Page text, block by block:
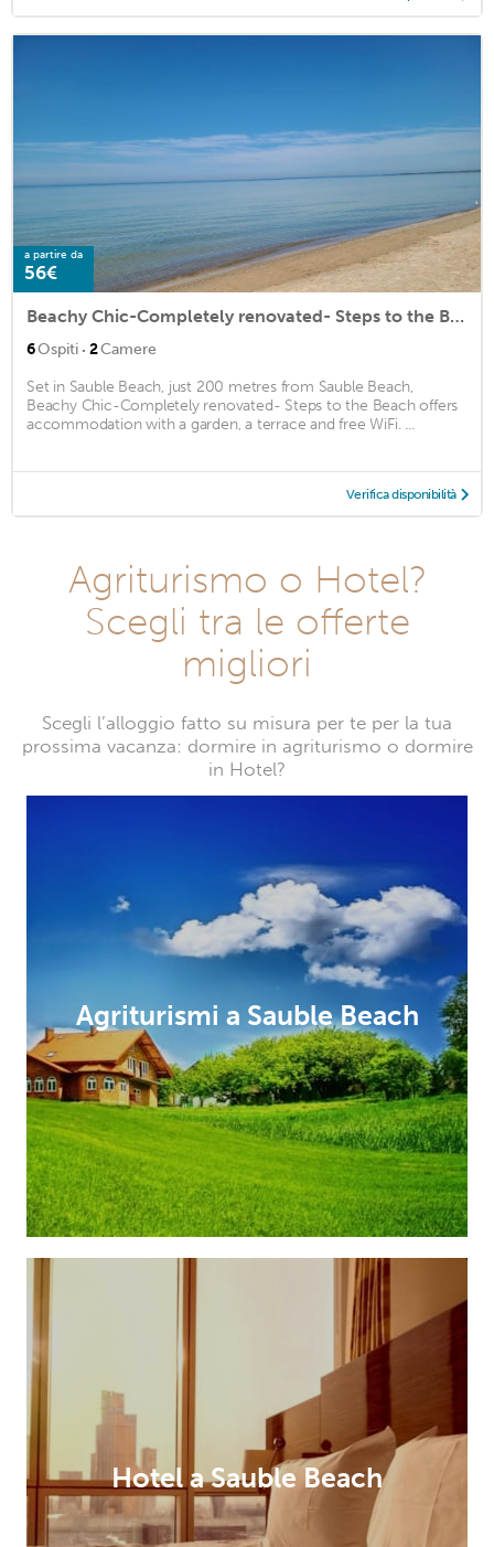
a partire da
56€
Beachy Chic-Completely renovated- Steps to the Beach
6Ospiti · 2Camere
Set in Sauble Beach, just 200 metres from Sauble Beach,
Beachy Chic-Completely renovated- Steps to the Beach offers
accommodation with a garden, a terrace and free WiFi. ...
Verifica disponibilità
Agriturismo o Hotel?
Scegli tra le offerte
migliori
Scegli l’alloggio fatto su misura per te per la tua
prossima vacanza: dormire in agriturismo o dormire
in Hotel?
Agriturismi a Sauble Beach
Hotel a Sauble Beach